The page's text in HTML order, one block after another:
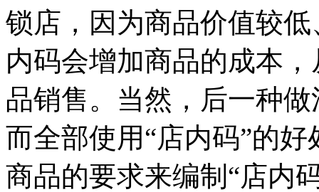
锁店，因为商品价值较
内码会增加商品的成本
品销售。当然，后一种
而全部使用“店内码”的
商品的要求来编制“店内